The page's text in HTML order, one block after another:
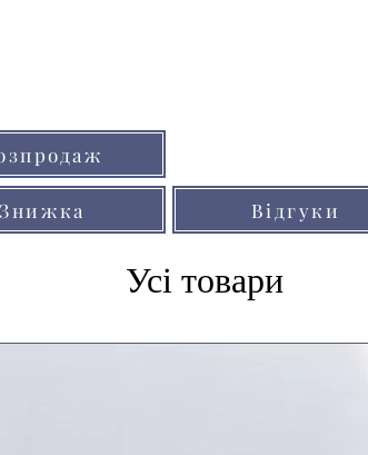
Знижка Відгуки
Усі товари